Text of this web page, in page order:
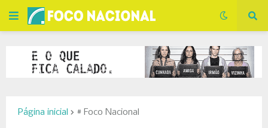
Página inicial # Foco Nacional